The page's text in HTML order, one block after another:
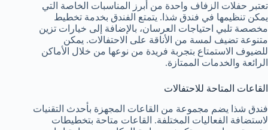
تعتبر حفلات الزفاف واحدة من أبرز المناسبات الخاصة التي
يمكن تنظيمها في فندق شذا. يتمتع الفندق بخدمة تخطيط
مخصصة تلبي احتياجات العرسان، بالإضافة إلى خيارات تزين
متنوعة تضيف لمسة من الأناقة على الاحتفالات. يمكن
للضيوف الاستمتاع بتجربة فريدة من نوعها من خلال الأماكن
الرائعة والخدمات الممتازة.
القاعات المتاحة للاحتفالات
فندق شذا يضم مجموعة من القاعات المجهزة بأحدث التقنيات
لاستضافة الفعاليات المختلفة. القاعات متاحة بتخطيطات